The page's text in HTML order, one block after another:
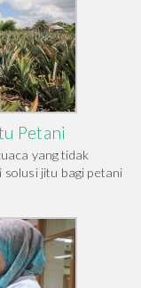
Petani
yang tidak
jitu bagi petani